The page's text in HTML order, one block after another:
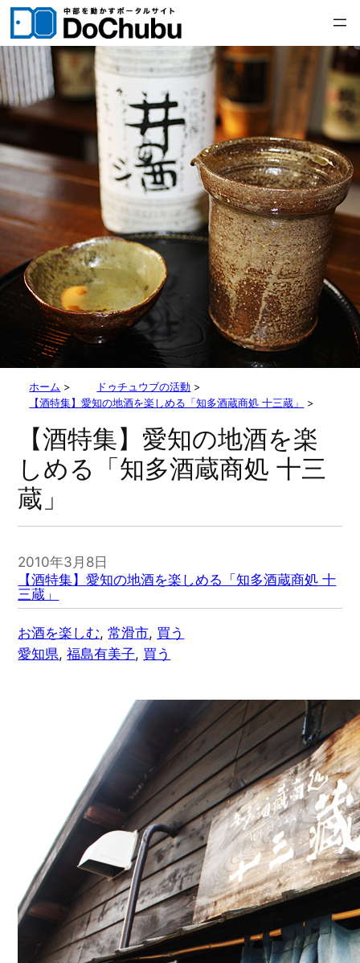
内
を
ス
キ
ッ
ホーム > ドゥチュウブの活動 >
【酒特集】愛知の地酒を楽しめる「知多酒蔵商処 十三蔵」
>
【酒特集】愛知の地酒を楽
しめる「知多酒蔵商処 十三
蔵」
2010年3月8日
【酒特集】愛知の地酒を楽しめる「知多酒蔵商処 十
三蔵」
お酒を楽しむ, 常滑市, 買う
愛知県, 福島有美子, 買う